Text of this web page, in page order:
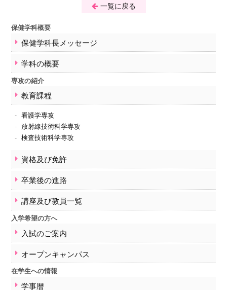
一覧に戻る
保健学科概要
保健学科長メッセージ
学科の概要
専攻の紹介
教育課程
看護学専攻
放射線技術科学専攻
検査技術科学専攻
資格及び免許
卒業後の進路
講座及び教員一覧
入学希望の方へ
入試のご案内
オープンキャンパス
在学生への情報
学事暦
入学希望の方へ
在学生への情報
卒業生の方へ
サイトマップ